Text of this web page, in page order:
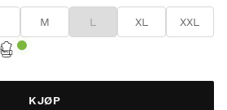
M L XL XXL
KJØP